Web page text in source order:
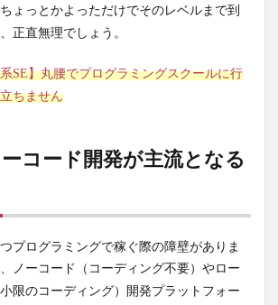
ょっとかよっただけでそのレベルまで到
正直無理でしょう。
SE】丸腰でプログラミングスクールに行
ちません
コード開発が主流となる
プログラミングで稼ぐ際の障壁がありま
ノーコード（コーディング不要）やロー
限のコーディング）開発プラットフォー